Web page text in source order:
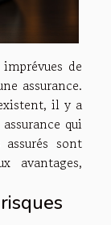
de
assurance.
il y a
qui
sont
avantages,